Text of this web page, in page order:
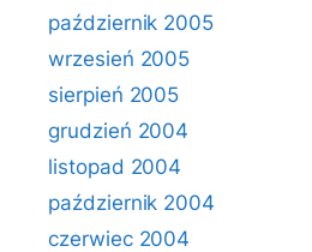
październik 2005
wrzesień 2005
sierpień 2005
grudzień 2004
listopad 2004
październik 2004
czerwiec 2004